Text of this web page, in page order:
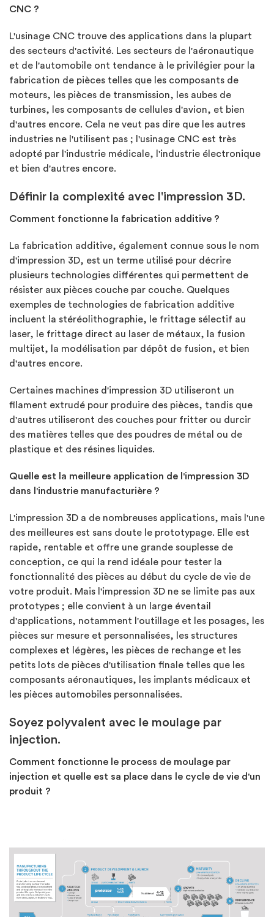
CNC ?
L'usinage CNC trouve des applications dans la plupart
des secteurs d'activité. Les secteurs de l'aéronautique
et de l'automobile ont tendance à le privilégier pour la
fabrication de pièces telles que les composants de
moteurs, les pièces de transmission, les aubes de
turbines, les composants de cellules d'avion, et bien
d'autres encore. Cela ne veut pas dire que les autres
industries ne l'utilisent pas ; l'usinage CNC est très
adopté par l'industrie médicale, l'industrie électronique
et bien d'autres encore.
Définir la complexité avec l'impression 3D.
Comment fonctionne la fabrication additive ?
La fabrication additive, également connue sous le nom
d'impression 3D, est un terme utilisé pour décrire
plusieurs technologies différentes qui permettent de
résister aux pièces couche par couche. Quelques
exemples de technologies de fabrication additive
incluent la stéréolithographie, le frittage sélectif au
laser, le frittage direct au laser de métaux, la fusion
multijet, la modélisation par dépôt de fusion, et bien
d'autres encore.
Certaines machines d'impression 3D utiliseront un
filament extrudé pour produire des pièces, tandis que
d'autres utiliseront des couches pour fritter ou durcir
des matières telles que des poudres de métal ou de
plastique et des résines liquides.
Quelle est la meilleure application de l'impression 3D
dans l'industrie manufacturière ?
L'impression 3D a de nombreuses applications, mais l'une
des meilleures est sans doute le prototypage. Elle est
rapide, rentable et offre une grande souplesse de
conception, ce qui la rend idéale pour tester la
fonctionnalité des pièces au début du cycle de vie de
votre produit. Mais l'impression 3D ne se limite pas aux
prototypes ; elle convient à un large éventail
d'applications, notamment l'outillage et les posages, les
pièces sur mesure et personnalisées, les structures
complexes et légères, les pièces de rechange et les
petits lots de pièces d'utilisation finale telles que les
composants aéronautiques, les implants médicaux et
les pièces automobiles personnalisées.
Soyez polyvalent avec le moulage par
injection.
Comment fonctionne le process de moulage par
injection et quelle est sa place dans le cycle de vie d'un
produit ?